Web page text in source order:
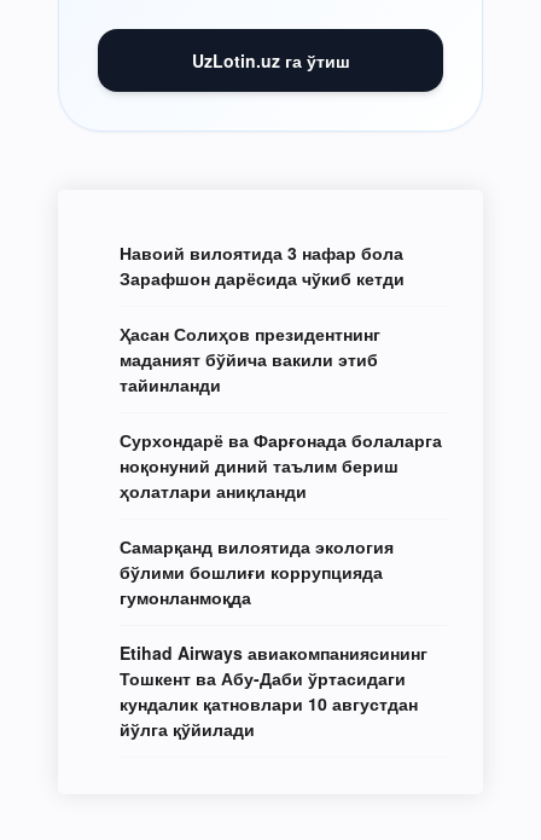
UzLotin.uz га ўтиш
Навоий вилоятида 3 нафар бола
Зарафшон дарёсида чўкиб кетди
Ҳасан Солиҳов президентнинг
маданият бўйича вакили этиб
тайинланди
Сурхондарё ва Фарғонада болаларга
ноқонуний диний таълим бериш
ҳолатлари аниқланди
Самарқанд вилоятида экология
бўлими бошлиғи коррупцияда
гумонланмоқда
Etihad Airways авиакомпаниясининг
Тошкент ва Абу-Даби ўртасидаги
кундалик қатновлари 10 августдан
йўлга қўйилади